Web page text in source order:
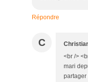
Répondre
C
<br />
mari
partager